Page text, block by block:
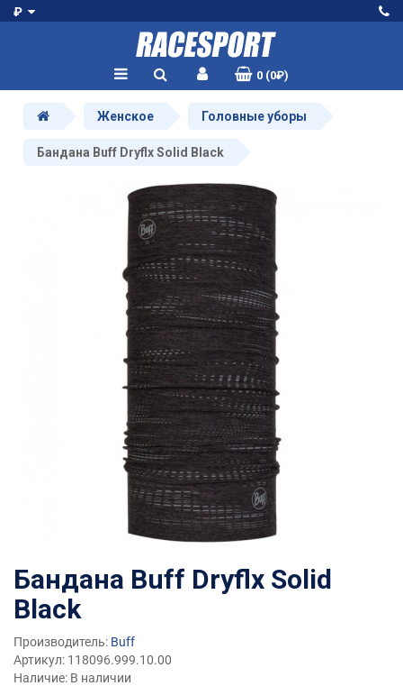
₽
0 (0₽)
Женское Головные уборы
Бандана Buff Dryflx Solid Black
Бандана Buff Dryflx Solid
Black
Производитель: Buff
Артикул: 118096.999.10.00
Наличие: В наличии